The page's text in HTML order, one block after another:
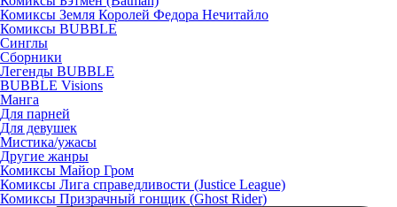
Комиксы Земля Королей Федора Нечитайло
Комиксы BUBBLE
Синглы
Сборники
Легенды BUBBLE
BUBBLE Visions
Манга
Для парней
Для девушек
Мистика/ужасы
Другие жанры
Комиксы Майор Гром
Комиксы Лига справедливости (Justice League)
Комиксы Призрачный гонщик (Ghost Rider)